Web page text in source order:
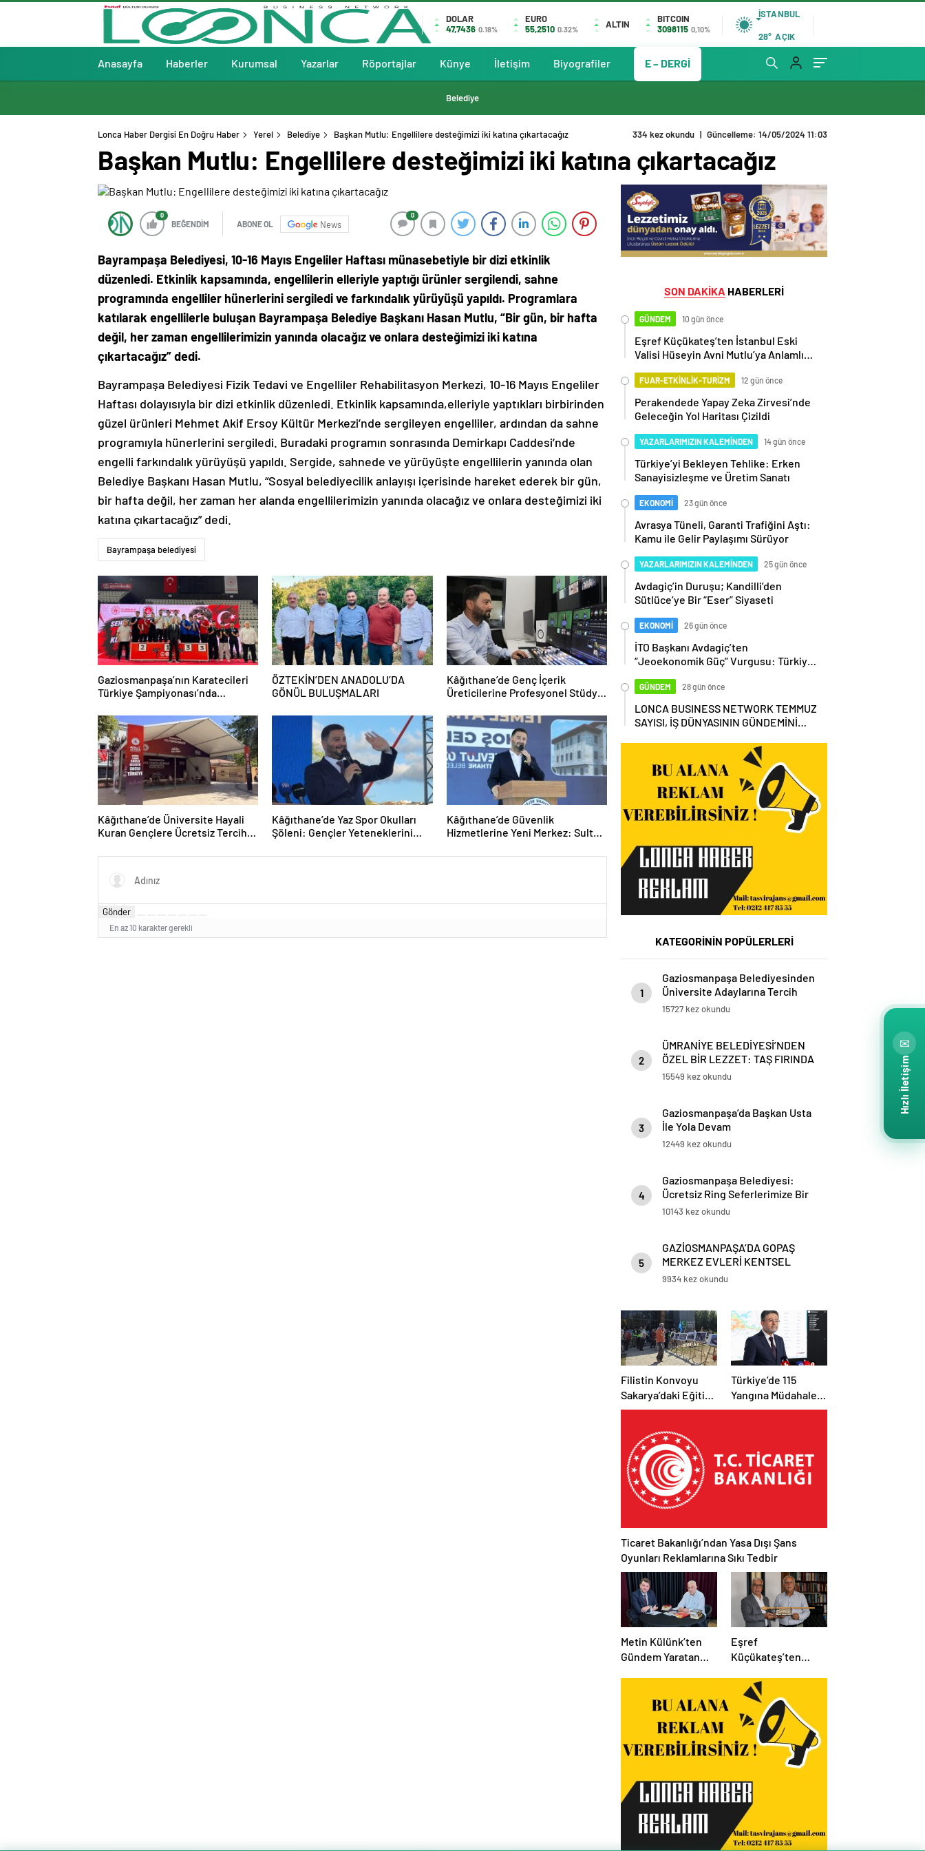
DOLAR
47,7436 0.18%
EURO
55,2510 0.32% ALTIN
BITCOIN
3098115 0,10%
İSTANBUL
28° AÇIK
Anasayfa Haberler Kurumsal Yazarlar Röportajlar Künye İletişim Biyografiler E – DERGİ
Belediye
Lonca Haber Dergisi En Doğru Haber Yerel Belediye Başkan Mutlu: Engellilere desteğimizi iki katına çıkartacağız 334 kez okundu | Güncelleme: 14/05/2024 11:03
Başkan Mutlu: Engellilere desteğimizi iki katına çıkartacağız
0
BEĞENDİM ABONE OL News
0
Bayrampaşa Belediyesi, 10-16 Mayıs Engeliler Haftası münasebetiyle bir dizi etkinlik
düzenledi. Etkinlik kapsamında, engellilerin elleriyle yaptığı ürünler sergilendi, sahne
programında engelliler hünerlerini sergiledi ve farkındalık yürüyüşü yapıldı. Programlara
katılarak engellilerle buluşan Bayrampaşa Belediye Başkanı Hasan Mutlu, “Bir gün, bir hafta
değil, her zaman engellilerimizin yanında olacağız ve onlara desteğimizi iki katına
çıkartacağız” dedi.
Bayrampaşa Belediyesi Fizik Tedavi ve Engelliler Rehabilitasyon Merkezi, 10-16 Mayıs Engeliler
Haftası dolayısıyla bir dizi etkinlik düzenledi. Etkinlik kapsamında,elleriyle yaptıkları birbirinden
güzel ürünleri Mehmet Akif Ersoy Kültür Merkezi’nde sergileyen engelliler, ardından da sahne
programıyla hünerlerini sergiledi. Buradaki programın sonrasında Demirkapı Caddesi’nde
engelli farkındalık yürüyüşü yapıldı. Sergide, sahnede ve yürüyüşte engellilerin yanında olan
Belediye Başkanı Hasan Mutlu, “Sosyal belediyecilik anlayışı içerisinde hareket ederek bir gün,
bir hafta değil, her zaman her alanda engellilerimizin yanında olacağız ve onlara desteğimizi iki
katına çıkartacağız” dedi.
Bayrampaşa belediyesi
Gaziosmanpaşa’nın Karatecileri
Türkiye Şampiyonası’nda
ÖZTEKİN’DEN ANADOLU’DA
GÖNÜL BULUŞMALARI
Kâğıthane’de Genç İçerik
Üreticilerine Profesyonel Stüdyo
Kâğıthane’de Üniversite Hayali
Kuran Gençlere Ücretsiz Tercih
Kâğıthane’de Yaz Spor Okulları
Şöleni: Gençler Yeteneklerini
Kâğıthane’de Güvenlik
Hizmetlerine Yeni Merkez: Sultan
Atıldı
Gönder
En az 10 karakter gerekli
SON DAKİKA HABERLERİ
GÜNDEM 10 gün önce
Eşref Küçükateş’ten İstanbul Eski
Valisi Hüseyin Avni Mutlu’ya Anlamlı
FUAR-ETKİNLİK-TURİZM 12 gün önce
Perakendede Yapay Zeka Zirvesi’nde
Geleceğin Yol Haritası Çizildi
YAZARLARIMIZIN KALEMİNDEN 14 gün önce
Türkiye’yi Bekleyen Tehlike: Erken
Sanayisizleşme ve Üretim Sanatı
EKONOMİ 23 gün önce
Avrasya Tüneli, Garanti Trafiğini Aştı:
Kamu ile Gelir Paylaşımı Sürüyor
YAZARLARIMIZIN KALEMİNDEN 25 gün önce
Avdagiç’in Duruşu; Kandilli’den
Sütlüce’ye Bir “Eser” Siyaseti
EKONOMİ 26 gün önce
İTO Başkanı Avdagiç’ten
“Jeoekonomik Güç” Vurgusu: Türkiye,
Olmalı
GÜNDEM 28 gün önce
LONCA BUSINESS NETWORK TEMMUZ
SAYISI, İŞ DÜNYASININ GÜNDEMİNİ
KATEGORİNİN POPÜLERLERİ
1
Gaziosmanpaşa Belediyesinden
Üniversite Adaylarına Tercih
Desteği
15727 kez okundu
2
ÜMRANİYE BELEDİYESİ’NDEN
ÖZEL BİR LEZZET: TAŞ FIRINDA
SİMİT
15549 kez okundu
3
Gaziosmanpaşa’da Başkan Usta
İle Yola Devam
12449 kez okundu
4
Gaziosmanpaşa Belediyesi:
Ücretsiz Ring Seferlerimize Bir
Yenisi Daha Eklendi
10143 kez okundu
5
GAZİOSMANPAŞA’DA GOPAŞ
MERKEZ EVLERİ KENTSEL
DÖNÜŞÜM PROJESİ’NDE KURA
9934 kez okundu
Filistin Konvoyu
Sakarya’daki Eğitim
Kampını
Etabı Başlıyor
Türkiye’de 115
Yangına Müdahale
Edildi: 110’u Kontrol
Ticaret Bakanlığı’ndan Yasa Dışı Şans
Oyunları Reklamlarına Sıkı Tedbir
Metin Külünk’ten
Gündem Yaratan
Siyasete İlişkin
Mesajlar
Eşref
Küçükateş’ten
Hüseyin Avni
Mutlu’ya Anlamlı
Ziyaret
✉
Hızlı İletişim